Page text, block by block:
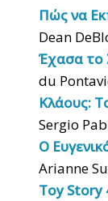
Πώς να
Dean
Έχασα το
du
Κλάους:
Sergio
Ο
Arianne
Toy Story